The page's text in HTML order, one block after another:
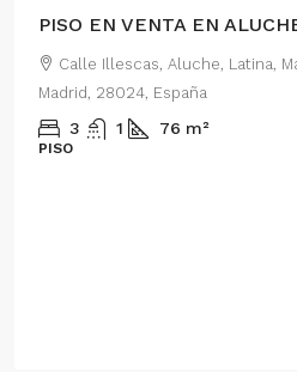
PISO EN VENTA EN
Calle Illescas, Aluche, Latina,
Madrid, 28024, España
3 1 76 m²
PISO